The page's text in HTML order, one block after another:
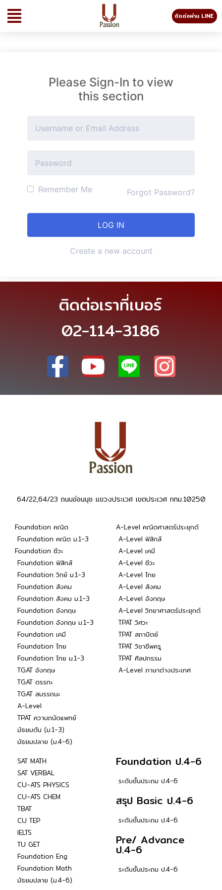
ติดต่อผ่าน LINE
Please Sign-In to view
this section
Remember Me Forgot Password?
Create a new account
ติดต่อเราที่เบอร์
02-114-3186
64/22,64/23 ถนนอ่อนนุช แขวงประเวศ เขตประเวศ กทม.10250
Foundation คณิต
Foundation คณิต ม.1-3
Foundation ชีวะ
Foundation ฟิสิกส์
Foundation วิทย์ ม.1-3
Foundation สังคม
Foundation สังคม ม.1-3
Foundation อังกฤษ
Foundation อังกฤษ ม.1-3
Foundation เคมี
Foundation ไทย
Foundation ไทย ม.1-3
TGAT อังกฤษ
TGAT ตรรกะ
TGAT สมรรถนะ
A-Level
TPAT ความถนัดแพทย์
มัธยมต้น (ม.1-3)
มัธยมปลาย (ม.4-6)
A-Level คณิตศาสตร์ประยุกต์
A-Level ฟิสิกส์
A-Level เคมี
A-Level ชีวะ
A-Level ไทย
A-Level สังคม
A-Level อังกฤษ
A-Level วิทยาศาสตร์ประยุกต์
TPAT วิศวะ
TPAT สถาปัตย์
TPAT วิชาชีพครู
TPAT ศิลปกรรม
A-Level ภาษาต่างประเทศ
SAT MATH
SAT VERBAL
CU-ATS PHYSICS
CU-ATS CHEM
TBAT
CU TEP
IELTS
TU GET
Foundation Eng
Foundation Math
มัธยมปลาย (ม.4-6)
Foundation ป.4-6
ระดับชั้นประถม ป.4-6
สรุป Basic ป.4-6
ระดับชั้นประถม ป.4-6
Pre/ Advance
ป.4-6
ระดับชั้นประถม ป.4-6